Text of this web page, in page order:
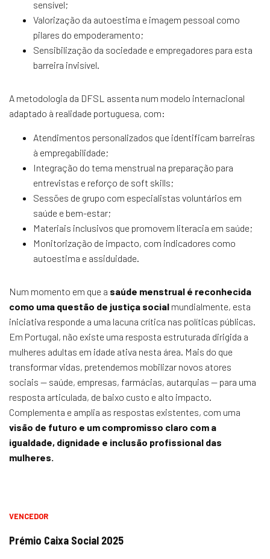
sensível;
Valorização da autoestima e imagem pessoal como
pilares do empoderamento;
Sensibilização da sociedade e empregadores para esta
barreira invisível.
A metodologia da DFSL assenta num modelo internacional
adaptado à realidade portuguesa, com:
Atendimentos personalizados que identificam barreiras
à empregabilidade;
Integração do tema menstrual na preparação para
entrevistas e reforço de soft skills;
Sessões de grupo com especialistas voluntários em
saúde e bem-estar;
Materiais inclusivos que promovem literacia em saúde;
Monitorização de impacto, com indicadores como
autoestima e assiduidade.
Num momento em que a saúde menstrual é reconhecida
como uma questão de justiça social mundialmente, esta
iniciativa responde a uma lacuna crítica nas políticas públicas.
Em Portugal, não existe uma resposta estruturada dirigida a
mulheres adultas em idade ativa nesta área. Mais do que
transformar vidas, pretendemos mobilizar novos atores
sociais — saúde, empresas, farmácias, autarquias — para uma
resposta articulada, de baixo custo e alto impacto.
Complementa e amplia as respostas existentes, com uma
visão de futuro e um compromisso claro com a
igualdade, dignidade e inclusão profissional das
mulheres.
VENCEDOR
Prémio Caixa Social 2025